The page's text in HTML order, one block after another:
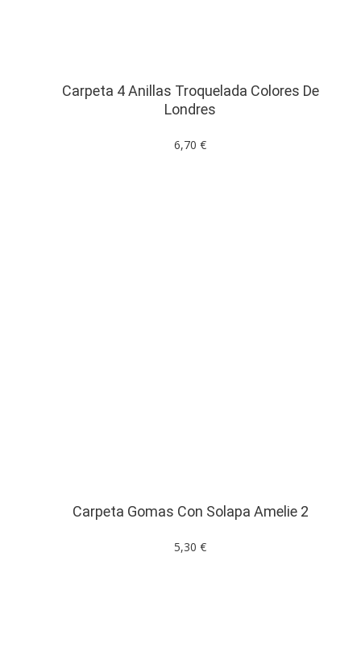
Carpeta 4 Anillas Troquelada Colores De
Londres
6,70 €
Carpeta Gomas Con Solapa Amelie 2
5,30 €